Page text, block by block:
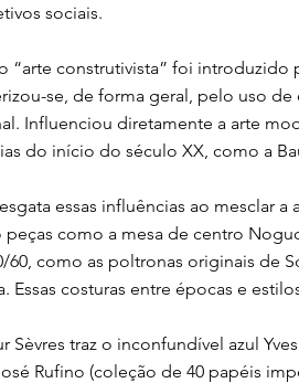
sociais.
“arte construtivista” foi introduzido
se, de forma geral, pelo uso
Influenciou diretamente a arte
do início do século XX, como a
essas influências ao mesclar
como a mesa de centro
60, como as poltronas originais de
Essas costuras entre épocas e
Sèvres traz o inconfundível azul
Rufino (coleção de 40 papéis